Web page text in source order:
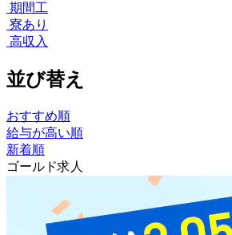
期間工
寮あり
高収入
並び替え
おすすめ順
給与が高い順
新着順
ゴールド求人